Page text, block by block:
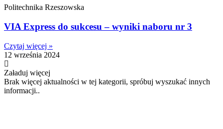
Politechnika Rzeszowska
VIA Express do sukcesu – wyniki naboru nr 3
Czytaj więcej »
12 września 2024
Załaduj więcej
Brak więcej aktualności w tej kategorii, spróbuj wyszukać innych
informacji..